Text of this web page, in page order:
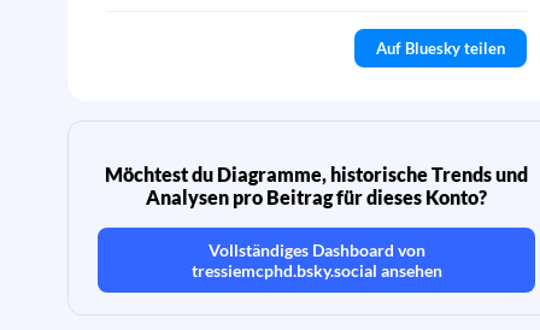
Auf Bluesky teilen
Möchtest du Diagramme, historische Trends und
Analysen pro Beitrag für dieses Konto?
Vollständiges Dashboard von
tressiemcphd.bsky.social ansehen